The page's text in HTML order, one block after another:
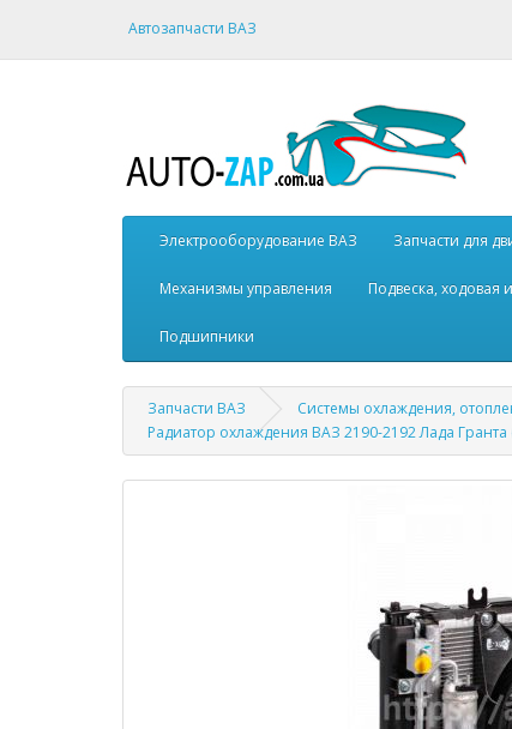
Автозапчасти ВАЗ
Электрооборудование ВАЗ Запчасти для
Механизмы управления Подвеска, ходовая
Подшипники
Запчасти ВАЗ Системы охлаждения,
Радиатор охлаждения ВАЗ 2190-2192 Лада